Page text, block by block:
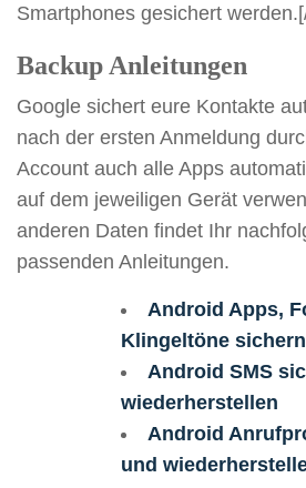
Smartphones gesichert
Backup Anleitungen
Google sichert eure Kontakte
nach der ersten Anmeldung
Account auch alle Apps
auf dem jeweiligen Gerät
anderen Daten findet Ihr
passenden Anleitungen.
Android Apps,
Klingeltöne sichern
Android SMS
wiederherstellen
Android
und